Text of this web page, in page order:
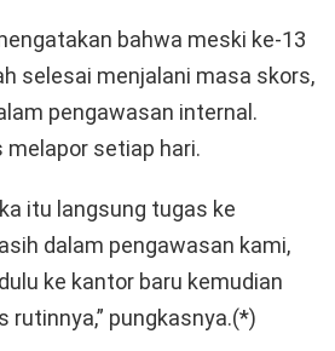
bahwa meski ke-13
selesai menjalani masa skors,
pengawasan internal.
melapor setiap hari.
itu langsung tugas ke
dalam pengawasan kami,
ke kantor baru kemudian
rutinnya,” pungkasnya.(*)